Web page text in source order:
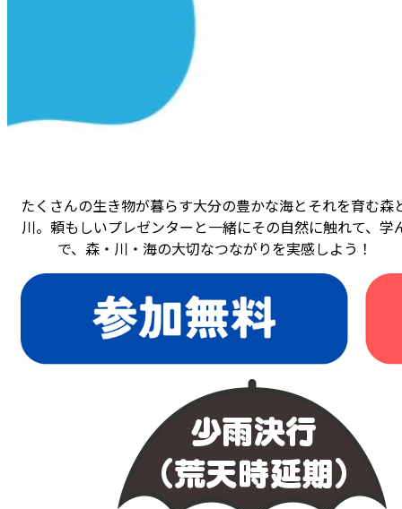
たくさんの生き物が暮らす大分の豊かな海とそれを育む森
川。頼もしいプレゼンターと一緒にその自然に触れて、学
で、森・川・海の大切なつながりを実感しよう！